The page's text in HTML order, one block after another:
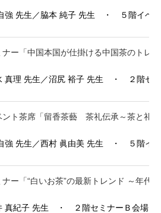
強 先生／脇本 純子 先生 ・ ５階イベ
ナー「中国本国が仕掛ける中国茶のトレ
真理 先生／沼尻 裕子 先生 ・ ２階セ
ント茶席「留香茶藝 茶礼伝承～茶と礼
強 先生／西村 眞由美 先生 ・ ５階イ
ナー「“白いお茶”の最新トレンド ～年代
真紀子 先生 ・ ２階セミナーＢ会場